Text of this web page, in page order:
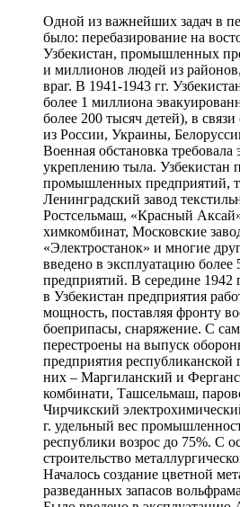
Одной из важнейших задач в
было: перебазирование на
Узбекистан, промышленных
и миллионов людей из
враг. В 1941-1943 гг.
более 1 миллиона
более 200 тысяч детей), в
из России, Украины,
Военная обстановка
укреплению тыла. Узбекистан
промышленных предприятий,
Ленинградский завод
Ростсельмаш, «Красный
химкомбинат, Московские
«Электростанок» и многие
введено в эксплуатацию
предприятий. В середине 1942
в Узбекистан предприятия
мощность, поставляя фронту
боеприпасы, снаряжение. С
перестроены на выпуск
предприятия
них – Маргиланский и
комбинати, Ташсельмаш,
Чирчикский
г. удельный вес
республики возрос до 75%. С
строительство
Началось создание цветной
разведанных запасов